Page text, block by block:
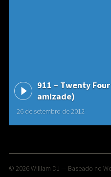
A Twenty
B It Must
911 – Twenty
amizade)
26 de setembro de 2012
© 2026William DJ — Baseado no